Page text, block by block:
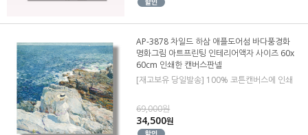
AP-3878 차일드 하삼 애플도어섬 바다풍경화
명화그림 아트프린팅 인테리어액자 사이즈 60x
60cm 인쇄한 캔버스판넬
[재고보유 당일발송] 100% 코튼캔버스에 인쇄
69,000원
34,500원